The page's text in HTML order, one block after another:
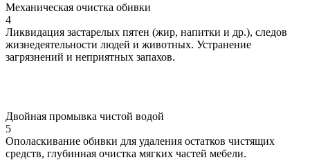
Механическая очистка обивки
4
Ликвидация застарелых пятен (жир, напитки и др.), следов
жизнедеятельности людей и животных. Устранение
загрязнений и неприятных запахов.
Двойная промывка чистой водой
5
Ополаскивание обивки для удаления остатков чистящих
средств, глубинная очистка мягких частей мебели.